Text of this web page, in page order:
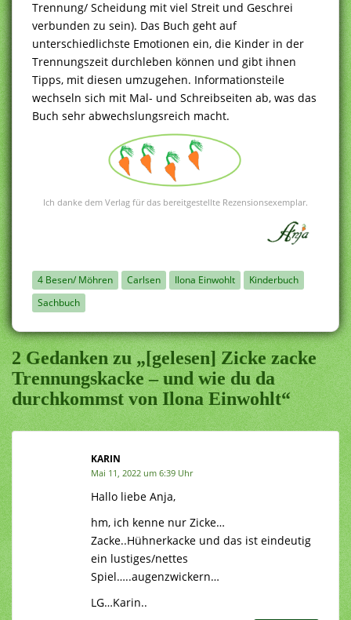
Trennung/ Scheidung mit viel Streit und Geschrei
verbunden zu sein). Das Buch geht auf
unterschiedlichste Emotionen ein, die Kinder in der
Trennungszeit durchleben können und gibt ihnen
Tipps, mit diesen umzugehen. Informationsteile
wechseln sich mit Mal- und Schreibseiten ab, was das
Buch sehr abwechslungsreich macht.
Ich danke dem Verlag für das bereitgestellte Rezensionsexemplar.
4 Besen/ Möhren Carlsen Ilona Einwohlt
Kinderbuch
Sachbuch
2 Gedanken zu „[gelesen] Zicke zacke
Trennungskacke – und wie du da
durchkommst von Ilona Einwohlt“
KARIN
Mai 11, 2022 um 6:39 Uhr
Hallo liebe Anja,
hm, ich kenne nur Zicke…
Zacke..Hühnerkacke und das ist eindeutig
ein lustiges/nettes
Spiel…..augenzwickern…
LG…Karin..